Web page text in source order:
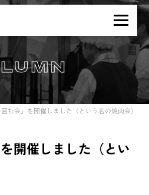
囲む会」を開催しました（という名の焼肉会）
開催しました（とい